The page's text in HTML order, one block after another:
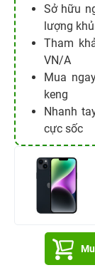
Sở hữu
lượng
Tham
VN/A
Mua
keng
Nhanh
cực sốc